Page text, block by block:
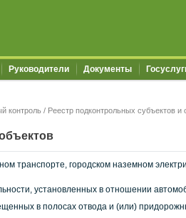
Руководители Документы
контроль / Реестр подконтрольных субъектов и
транспорте, городском наземном
установленных в отношении
в полосах отвода и (или)